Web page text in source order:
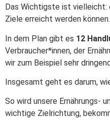
Das Wichtigste ist vielleicht:
Ziele erreicht werden können.
In dem Plan gibt es 12
Verbraucher*innen, der
wir zum Beispiel sehr
Insgesamt geht es darum,
So wird unsere Ernährungs-
wichtige Zielrichtung,